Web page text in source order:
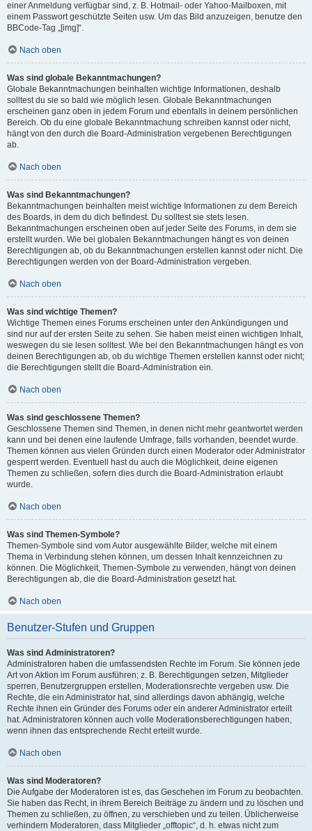
einer Anmeldung verfügbar sind, z. B. Hotmail- oder Yahoo-Mailboxen, mit
einem Passwort geschützte Seiten usw. Um das Bild anzuzeigen, benutze den
BBCode-Tag „[img]“.
Nach oben
Was sind globale Bekanntmachungen?
Globale Bekanntmachungen beinhalten wichtige Informationen, deshalb
solltest du sie so bald wie möglich lesen. Globale Bekanntmachungen
erscheinen ganz oben in jedem Forum und ebenfalls in deinem persönlichen
Bereich. Ob du eine globale Bekanntmachung schreiben kannst oder nicht,
hängt von den durch die Board-Administration vergebenen Berechtigungen
ab.
Nach oben
Was sind Bekanntmachungen?
Bekanntmachungen beinhalten meist wichtige Informationen zu dem Bereich
des Boards, in dem du dich befindest. Du solltest sie stets lesen.
Bekanntmachungen erscheinen oben auf jeder Seite des Forums, in dem sie
erstellt wurden. Wie bei globalen Bekanntmachungen hängt es von deinen
Berechtigungen ab, ob du Bekanntmachungen erstellen kannst oder nicht. Die
Berechtigungen werden von der Board-Administration vergeben.
Nach oben
Was sind wichtige Themen?
Wichtige Themen eines Forums erscheinen unter den Ankündigungen und
sind nur auf der ersten Seite zu sehen. Sie haben meist einen wichtigen Inhalt,
weswegen du sie lesen solltest. Wie bei den Bekanntmachungen hängt es von
deinen Berechtigungen ab, ob du wichtige Themen erstellen kannst oder nicht;
die Berechtigungen stellt die Board-Administration ein.
Nach oben
Was sind geschlossene Themen?
Geschlossene Themen sind Themen, in denen nicht mehr geantwortet werden
kann und bei denen eine laufende Umfrage, falls vorhanden, beendet wurde.
Themen können aus vielen Gründen durch einen Moderator oder Administrator
gesperrt werden. Eventuell hast du auch die Möglichkeit, deine eigenen
Themen zu schließen, sofern dies durch die Board-Administration erlaubt
wurde.
Nach oben
Was sind Themen-Symbole?
Themen-Symbole sind vom Autor ausgewählte Bilder, welche mit einem
Thema in Verbindung stehen können, um dessen Inhalt kennzeichnen zu
können. Die Möglichkeit, Themen-Symbole zu verwenden, hängt von deinen
Berechtigungen ab, die die Board-Administration gesetzt hat.
Nach oben
Benutzer-Stufen und Gruppen
Was sind Administratoren?
Administratoren haben die umfassendsten Rechte im Forum. Sie können jede
Art von Aktion im Forum ausführen; z. B. Berechtigungen setzen, Mitglieder
sperren, Benutzergruppen erstellen, Moderationsrechte vergeben usw. Die
Rechte, die ein Administrator hat, sind allerdings davon abhängig, welche
Rechte ihnen ein Gründer des Forums oder ein anderer Administrator erteilt
hat. Administratoren können auch volle Moderationsberechtigungen haben,
wenn ihnen das entsprechende Recht erteilt wurde.
Nach oben
Was sind Moderatoren?
Die Aufgabe der Moderatoren ist es, das Geschehen im Forum zu beobachten.
Sie haben das Recht, in ihrem Bereich Beiträge zu ändern und zu löschen und
Themen zu schließen, zu öffnen, zu verschieben und zu teilen. Üblicherweise
verhindern Moderatoren, dass Mitglieder „offtopic“, d. h. etwas nicht zum